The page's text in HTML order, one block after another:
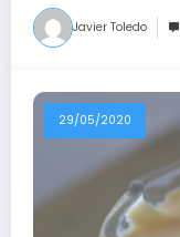
Javier Toledo
29/05/2020